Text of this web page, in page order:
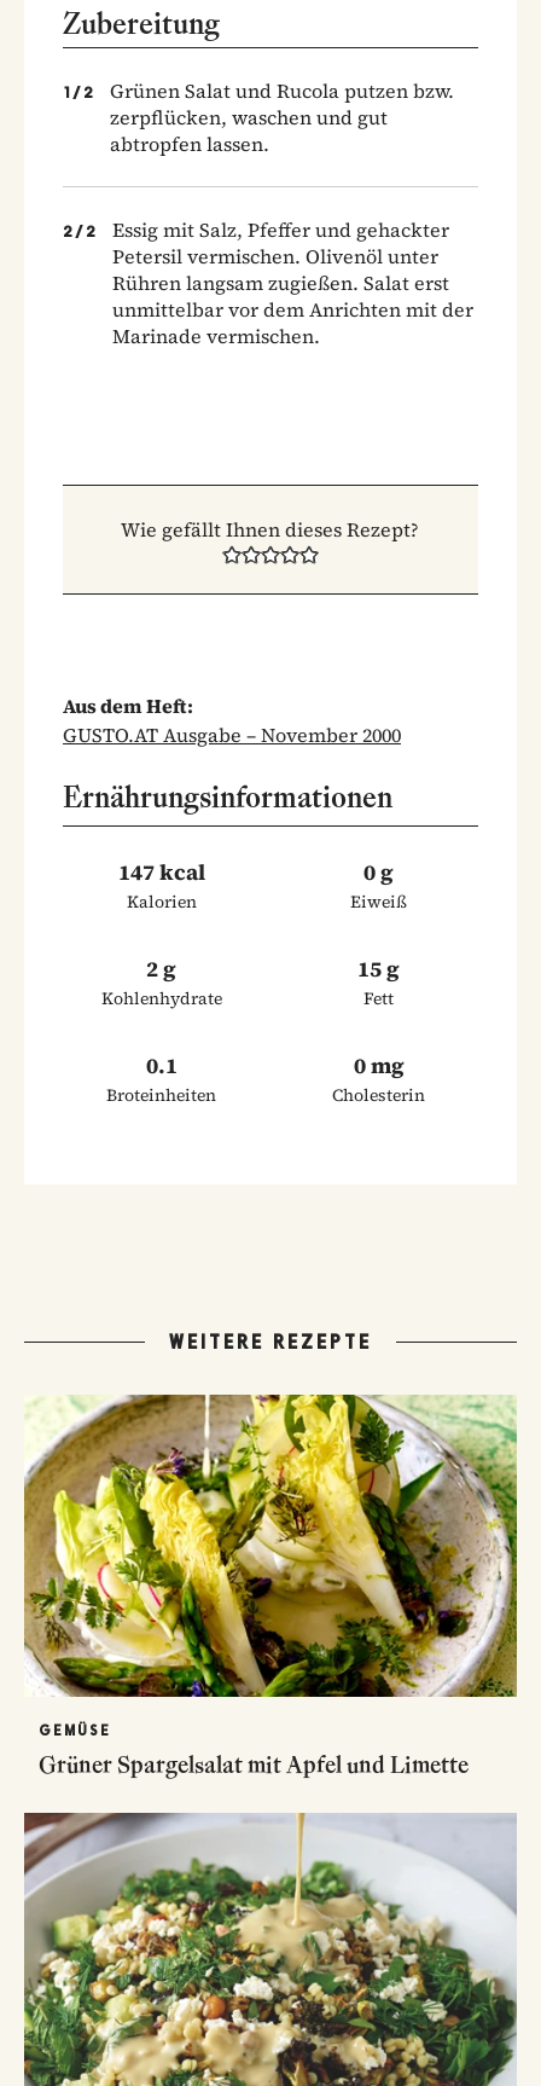
Zubereitung
1 / 2
Grünen Salat und Rucola putzen bzw.
zerpflücken, waschen und gut
abtropfen lassen.
2 / 2
Essig mit Salz, Pfeffer und gehackter
Petersil vermischen. Olivenöl unter
Rühren langsam zugießen. Salat erst
unmittelbar vor dem Anrichten mit der
Marinade vermischen.
Wie gefällt Ihnen dieses Rezept?
Aus dem Heft:
GUSTO.AT Ausgabe – November 2000
Ernährungsinformationen
147 kcal
Kalorien
0 g
Eiweiß
2 g
Kohlenhydrate
15 g
Fett
0.1
Broteinheiten
0 mg
Cholesterin
WEITERE REZEPTE
GEMÜSE
Grüner Spargelsalat mit Apfel und Limette